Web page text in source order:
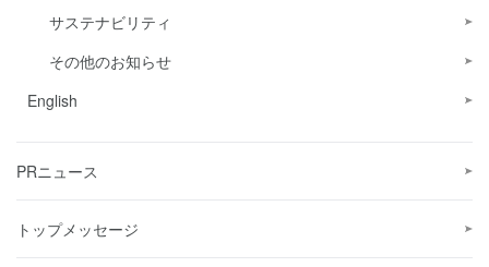
サステナビリティ
その他のお知らせ
English
PRニュース
トップメッセージ